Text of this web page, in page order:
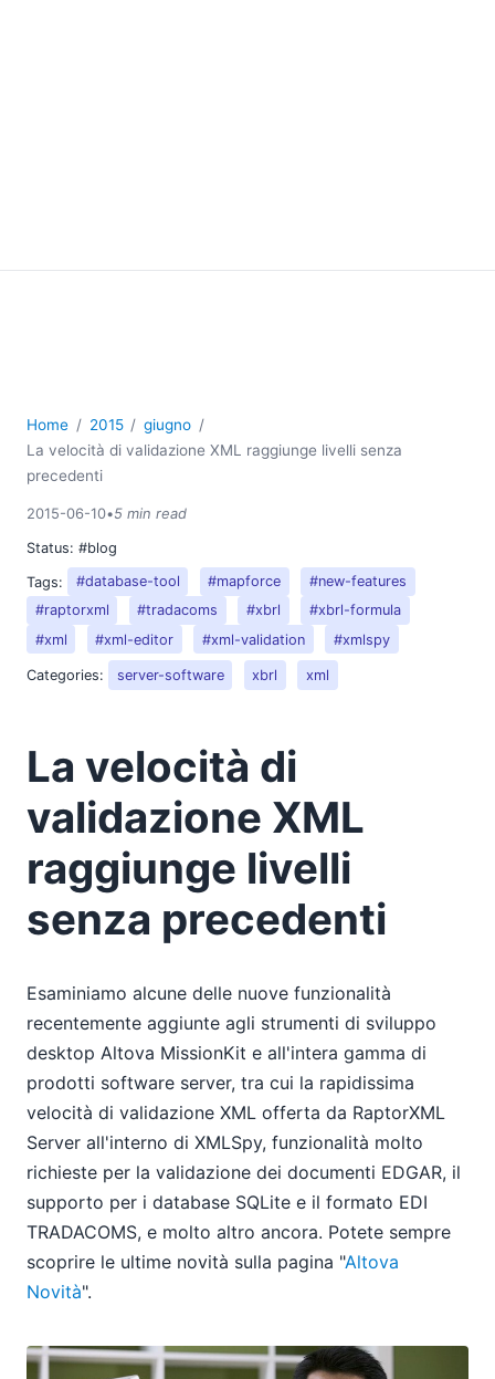
Home 2015
giugno
La velocità di validazione XML raggiunge livelli senza
precedenti
2015-06-10•5 min read
Status: #blog
Tags:
#database-tool #mapforce
#new-features
#raptorxml
#tradacoms #xbrl
#xbrl-formula
#xml
#xml-editor #xml-validation #xmlspy
Categories: server-software xbrl xml
La velocità di
validazione XML
raggiunge livelli
senza precedenti
Esaminiamo alcune delle nuove funzionalità
recentemente aggiunte agli strumenti di sviluppo
desktop Altova MissionKit e all'intera gamma di
prodotti software server, tra cui la rapidissima
velocità di validazione XML offerta da RaptorXML
Server all'interno di XMLSpy, funzionalità molto
richieste per la validazione dei documenti EDGAR, il
supporto per i database SQLite e il formato EDI
TRADACOMS, e molto altro ancora. Potete sempre
scoprire le ultime novità sulla pagina "Altova
Novità".